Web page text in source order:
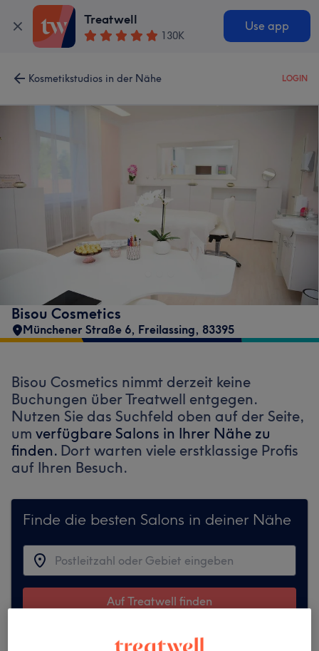
Treatwell
130K
Use app
Kosmetikstudios in der Nähe LOGIN
Bisou Cosmetics
Münchener Straße 6, Freilassing, 83395
Bisou Cosmetics nimmt derzeit keine
Buchungen über Treatwell entgegen.
Nutzen Sie das Suchfeld oben auf der Seite,
um verfügbare Salons in Ihrer Nähe zu
finden. Dort warten viele erstklassige Profis
auf Ihren Besuch.
Finde die besten Salons in deiner Nähe
Auf Treatwell finden